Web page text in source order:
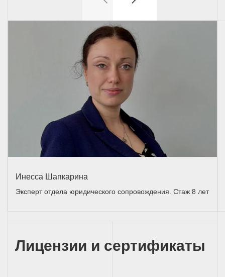
Инесса Шапкарина
Эксперт отдела юридического сопровождения. Стаж 8 лет
Лицензии и сертификаты